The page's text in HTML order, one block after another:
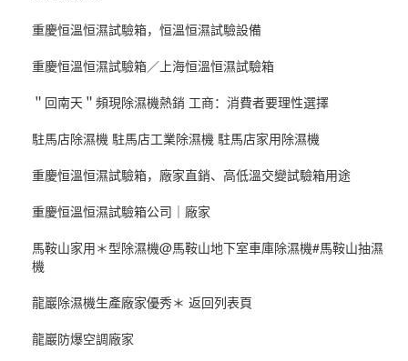
重慶恒溫恒濕試驗箱，恒溫恒濕試驗設備
重慶恒溫恒濕試驗箱／上海恒溫恒濕試驗箱
＂回南天＂頻現除濕機熱銷 工商：消費者要理性選擇
駐馬店除濕機 駐馬店工業除濕機 駐馬店家用除濕機
重慶恒溫恒濕試驗箱，廠家直銷、高低溫交變試驗箱用途
重慶恒溫恒濕試驗箱公司｜廠家
馬鞍山家用＊型除濕機@馬鞍山地下室車庫除濕機#馬鞍山抽濕
機
龍巖除濕機生產廠家優秀＊ 返回列表頁
龍巖防爆空調廠家